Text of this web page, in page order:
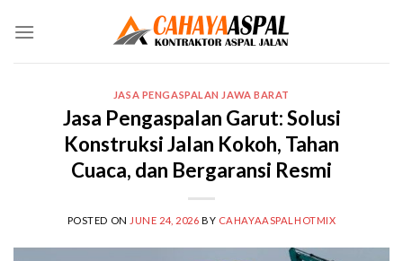
JASA PENGASPALAN JAWA BARAT
Jasa Pengaspalan Garut: Solusi
Konstruksi Jalan Kokoh, Tahan
Cuaca, dan Bergaransi Resmi
POSTED ON JUNE 24, 2026 BY CAHAYAASPALHOTMIX